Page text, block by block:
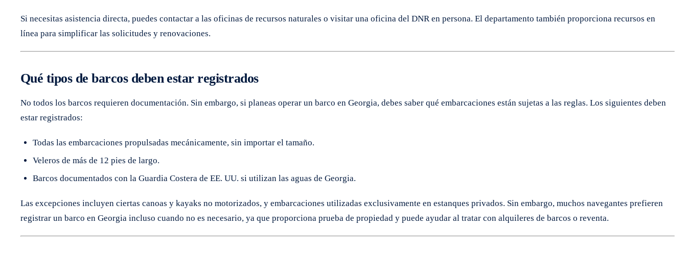
Si necesitas asistencia directa, puedes contactar a las oficinas de recursos naturales o visitar una oficina del DNR en persona. El departamento también proporciona recursos en
línea para simplificar las solicitudes y renovaciones.
Qué tipos de barcos deben estar registrados
No todos los barcos requieren documentación. Sin embargo, si planeas operar un barco en Georgia, debes saber qué embarcaciones están sujetas a las reglas. Los siguientes deben
estar registrados:
Todas las embarcaciones propulsadas mecánicamente, sin importar el tamaño.
Veleros de más de 12 pies de largo.
Barcos documentados con la Guardia Costera de EE. UU. si utilizan las aguas de Georgia.
Las excepciones incluyen ciertas canoas y kayaks no motorizados, y embarcaciones utilizadas exclusivamente en estanques privados. Sin embargo, muchos navegantes prefieren
registrar un barco en Georgia incluso cuando no es necesario, ya que proporciona prueba de propiedad y puede ayudar al tratar con alquileres de barcos o reventa.